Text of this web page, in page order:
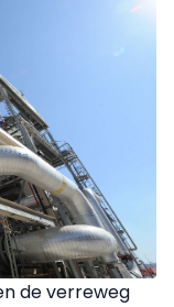
de verreweg